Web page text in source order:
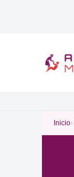
Inicio